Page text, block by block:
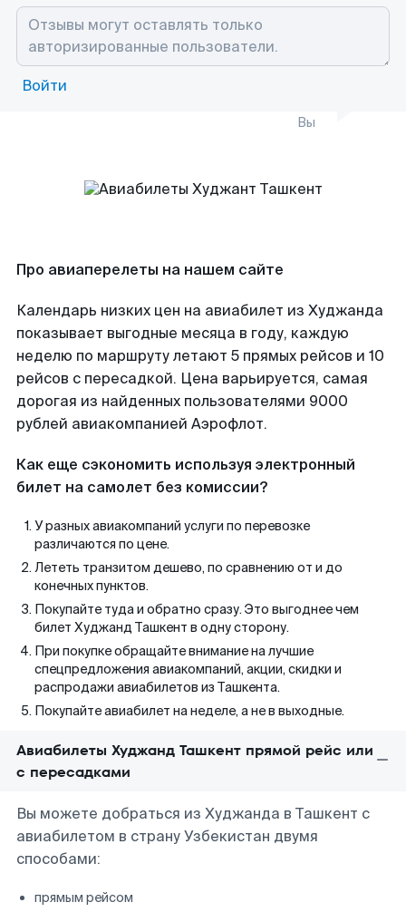
Войти
Вы
Про авиаперелеты на нашем сайте
Календарь низких цен на авиабилет из Худжанда
показывает выгодные месяца в году, каждую
неделю по маршруту летают 5 прямых рейсов и 10
рейсов с пересадкой. Цена варьируется, самая
дорогая из найденных пользователями 9000
рублей авиакомпанией Аэрофлот.
Как еще сэкономить используя электронный
билет на самолет без комиссии?
У разных авиакомпаний услуги по перевозке
различаются по цене.
Лететь транзитом дешево, по сравнению от и до
конечных пунктов.
Покупайте туда и обратно сразу. Это выгоднее чем
билет Худжанд Ташкент в одну сторону.
При покупке обращайте внимание на лучшие
спецпредложения авиакомпаний, акции, скидки и
распродажи авиабилетов из Ташкента.
Покупайте авиабилет на неделе, а не в выходные.
Авиабилеты Худжанд Ташкент прямой рейс или
с пересадками
Вы можете добраться из Худжанда в Ташкент с
авиабилетом в страну Узбекистан двумя
способами:
прямым рейсом